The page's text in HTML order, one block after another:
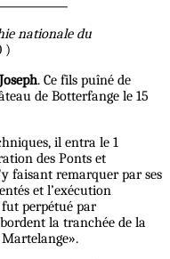
nationale du
)
. Ce fils puîné de
de Botterfange le 15
il entra le 1
des Ponts et
faisant remarquer par ses
et l’exécution
perpétué par
la tranchée de la